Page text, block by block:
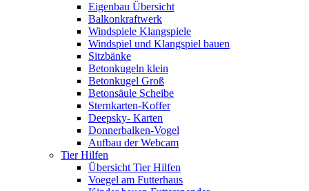
Eigenbau Übersicht
Balkonkraftwerk
Windspiele Klangspiele
Windspiel und Klangspiel bauen
Sitzbänke
Betonkugeln klein
Betonkugel Groß
Betonsäule Scheibe
Sternkarten-Koffer
Deepsky- Karten
Donnerbalken-Vogel
Aufbau der Webcam
Tier Hilfen
Übersicht Tier Hilfen
Voegel am Futterhaus